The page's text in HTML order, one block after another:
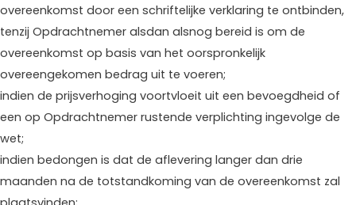
overeenkomst door een schriftelijke verklaring te ontbinden,
tenzij Opdrachtnemer alsdan alsnog bereid is om de
overeenkomst op basis van het oorspronkelijk
overeengekomen bedrag uit te voeren;
indien de prijsverhoging voortvloeit uit een bevoegdheid of
een op Opdrachtnemer rustende verplichting ingevolge de
wet;
indien bedongen is dat de aflevering langer dan drie
maanden na de totstandkoming van de overeenkomst zal